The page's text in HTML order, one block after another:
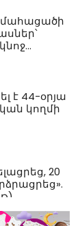
մահացածի
է 44-օրյա
կողմի
20